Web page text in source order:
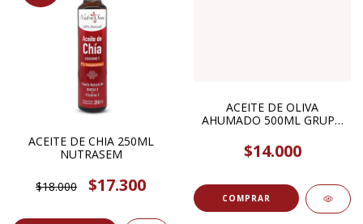
ACEITE DE CHIA 250ML
NUTRASEM
$18.000 $17.300
ACEITE DE OLIVA
AHUMADO 500ML GRUPO
$14.000